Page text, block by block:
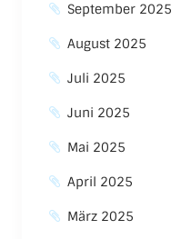
September 2025
August 2025
Juli 2025
Juni 2025
Mai 2025
April 2025
März 2025